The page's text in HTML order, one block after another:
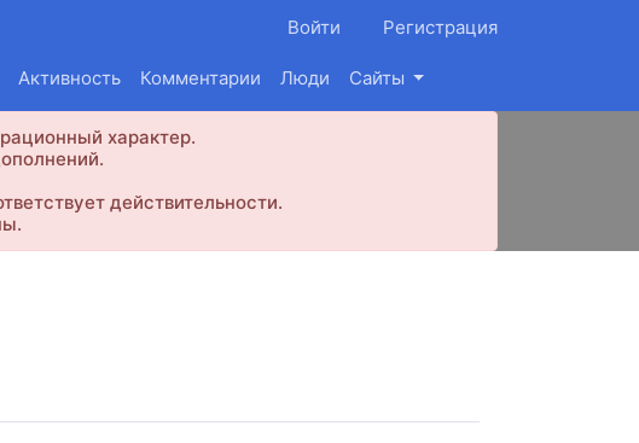
Войти Регистрация
Активность Комментарии Люди Сайты
характер.
действительности.